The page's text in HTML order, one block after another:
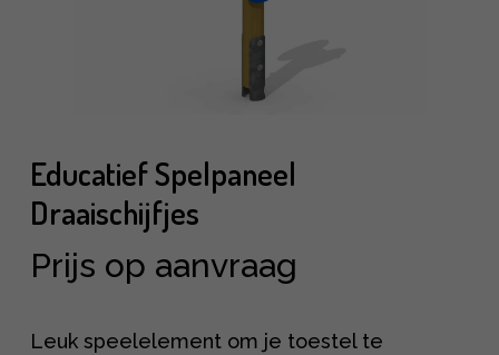
Educatief Spelpaneel
Draaischijfjes
Prijs op aanvraag
Leuk speelelement om je toestel te